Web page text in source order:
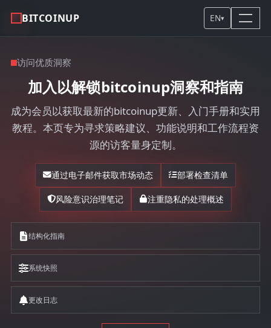
BITCOINUP EN▾
访问优质洞察
加入以解锁bitcoinup洞察和指南
成为会员以获取最新的bitcoinup更新、入门手册和实用
教程。本页专为寻求策略建议、功能说明和工作流程资
源的访客量身定制。
通过电子邮件获取市场动态 部署检查清单
风险意识治理笔记 注重隐私的处理概述
结构化指南
系统快照
更改日志